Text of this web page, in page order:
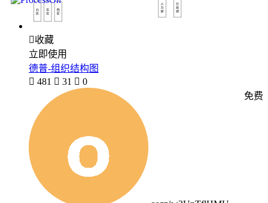
收藏
立即使用
德普-组织结构图
 481  31  0
免费